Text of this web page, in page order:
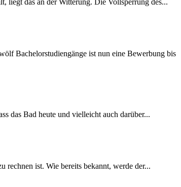
liegt das an der Witterung. Die Vollsperrung des...
Bachelorstudiengänge ist nun eine Bewerbung bis
das Bad heute und vielleicht auch darüber...
rechnen ist. Wie bereits bekannt, werde der...